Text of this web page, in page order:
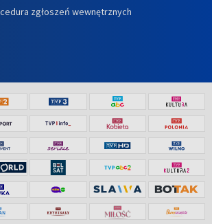
zgłoszeń wewnętrznych